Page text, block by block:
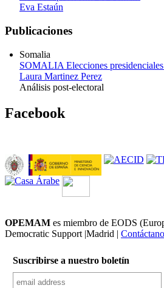
Eva Estaún
Publicaciones
Somalia
SOMALIA Elecciones
Laura Martinez Perez
Análisis post-electoral
Facebook
OPEMAM es miembro de EODS
Democratic Support |Madrid |
Suscribirse a nuestro boletín